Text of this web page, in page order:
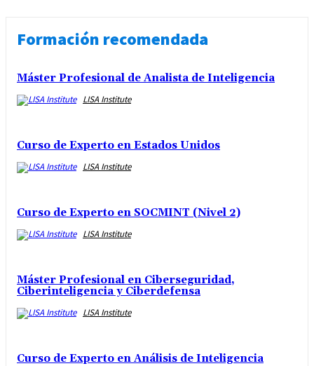
Formación recomendada
Máster Profesional de Analista de Inteligencia
LISA Institute
Curso de Experto en Estados Unidos
LISA Institute
Curso de Experto en SOCMINT (Nivel 2)
LISA Institute
Máster Profesional en Ciberseguridad,
Ciberinteligencia y Ciberdefensa
LISA Institute
Curso de Experto en Análisis de Inteligencia